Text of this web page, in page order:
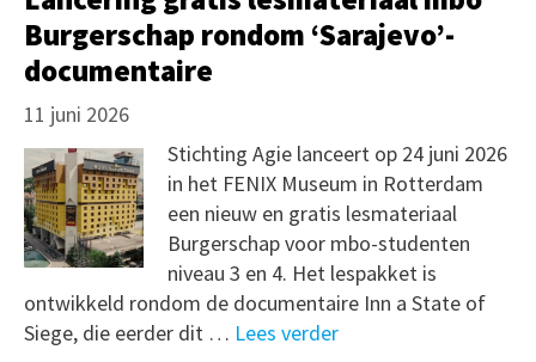
Burgerschap rondom ‘Sarajevo’-
documentaire
11 juni 2026
Stichting Agie lanceert op 24 juni 2026
in het FENIX Museum in Rotterdam
een nieuw en gratis lesmateriaal
Burgerschap voor mbo-studenten
niveau 3 en 4. Het lespakket is
ontwikkeld rondom de documentaire Inn a State of
Siege, die eerder dit … Lees verder